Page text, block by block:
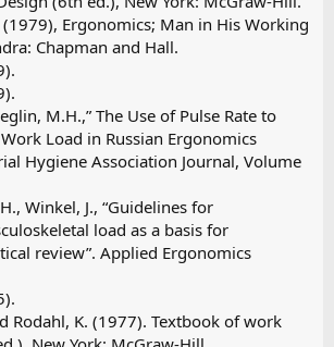
Ergonomics; Man in His Working
Chapman and Hall.
M.H.,” The Use of Pulse Rate to
Load in Russian Ergonomics
Hygiene Association Journal, Volume
Winkel, J., “Guidelines for
load as a basis for
review”. Applied Ergonomics
Rodahl, K. (1977). Textbook of work